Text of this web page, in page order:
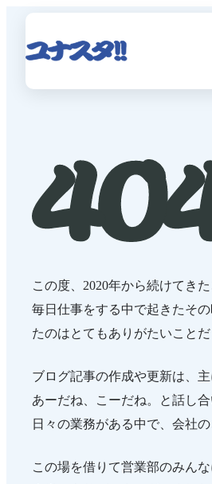
この度、2020年から続けてき
毎日仕事をする中で起きたそ
たのはとてもありがたいことだ
ブログ記事の作成や更新は、
あーだね、こーだね。と話し
日々の業務がある中で、会社
この場を借りて営業部のみん